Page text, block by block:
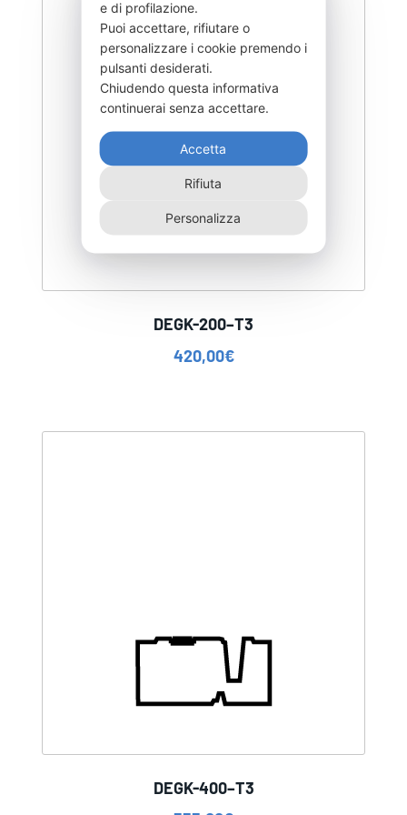
DEGK-200–T3
420,00€
DEGK-400–T3
e di profilazione.
Puoi accettare, rifiutare o
personalizzare i cookie premendo i
pulsanti desiderati.
Chiudendo questa informativa
continuerai senza accettare.
Accetta
Rifiuta
Personalizza